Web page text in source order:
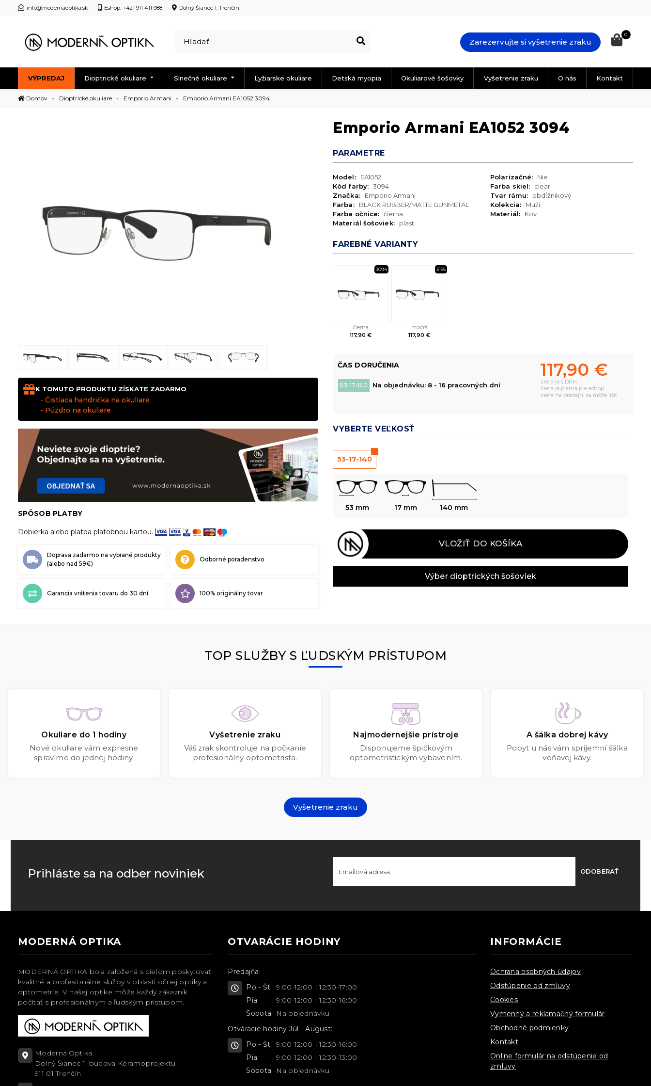
info@modernaoptika.sk Eshop: +421 911 411 988 Dolný Šianec 1, Trenčín
Zarezervujte si vyšetrenie zraku
0
VÝPREDAJ Dioptrické okuliare Slnečné okuliare Lyžiarske okuliare Detská myopia Okuliarové šošovky Vyšetrenie zraku O nás Kontakt
Domov Dioptrické okuliare Emporio Armani Emporio Armani EA1052 3094
K TOMUTO PRODUKTU ZÍSKATE ZADARMO
- Čistiaca handrička na okuliare
- Púzdro na okuliare
SPÔSOB PLATBY
Dobierka alebo platba platobnou kartou.
Doprava zadarmo na vybrané produkty
(alebo nad 59€)
Odborné poradenstvo
Garancia vrátenia tovaru do 30 dní 100% originálny tovar
Emporio Armani EA1052 3094
PARAMETRE
Model:
EA1052
Kód farby: 3094
Značka:
Emporio Armani
Farba:
BLACK RUBBER/MATTE GUNMETAL
Farba očnice: čierna
Materiál šošoviek:
plast
Polarizačné:
Nie
Farba skiel:
clear
Tvar rámu:
obdĺžnikový
Kolekcia:
Muži
Materiál:
Kov
FAREBNÉ VARIANTY
3094
čierna
117,90 €
3155
modrá
117,90 €
ČAS DORUČENIA
53-17-140 Na objednávku: 8 - 16 pracovných dní
117,90 €
cena je s DPH
cena je platná pre eshop
cena na predajni sa môže líšiť
VYBERTE VEĽKOSŤ
53-17-140
53 mm 17 mm 140 mm
VLOŽIŤ DO KOŠÍKA
Výber dioptrických šošoviek
TOP SLUŽBY S ĽUDSKÝM PRÍSTUPOM
Okuliare do 1 hodiny
Nové okuliare vám expresne
spravíme do jednej hodiny.
Vyšetrenie zraku
Váš zrak skontroluje na počkanie
profesionálny optometrista.
Najmodernejšie prístroje
Disponujeme špičkovým
optometristickým vybavením.
A šálka dobrej kávy
Pobyt u nás vám spríjemní šálka
voňavej kávy.
Vyšetrenie zraku
Prihláste sa na odber noviniek ODOBERAŤ
MODERNÁ OPTIKA
MODERNÁ OPTIKA bola založená s cieľom poskytovať
kvalitné a profesionálne služby v oblasti očnej optiky a
optometrie. V našej optike môže každý zákazník
počítať s profesionálnym a ľudským prístupom.
Moderná Optika
Dolný Šianec 1, budova Keramoprojektu
911 01 Trenčín
OTVARÁCIE HODINY
Predajňa:
Po - Št: 9:00-12:00 | 12:30-17:00
Pia:
9:00-12:00 | 12:30-16:00
Sobota: Na objednávku
Otváracie hodiny Júl - August:
Po - Št: 9:00-12:00 | 12:30-16:00
Pia:
9:00-12:00 | 12:30-13:00
Sobota: Na objednávku
INFORMÁCIE
Ochrana osobných údajov
Odstúpenie od zmluvy
Cookies
Vymenný a reklamačný formulár
Obchodné podmienky
Kontakt
Online formulár na odstúpenie od
zmluvy